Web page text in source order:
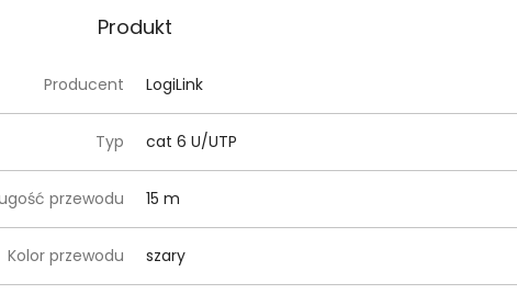
Produkt
Producent LogiLink
Typ cat 6 U/UTP
przewodu 15 m
Kolor przewodu szary